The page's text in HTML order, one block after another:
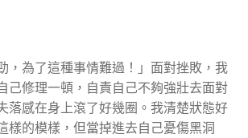
，為了這種事情難過！」面對挫敗，我
己修理一頓，自責自己不夠強壯去面對
落感在身上滾了好幾圈。我清楚狀態好
樣的模樣，但當掉進去自己憂傷黑洞